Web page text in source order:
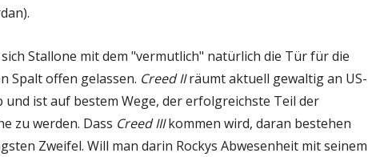
Stallone mit dem "vermutlich" natürlich die Tür für die
Spalt offen gelassen. Creed IIräumt aktuell gewaltig an US-
und ist auf bestem Wege, der erfolgreichste Teil der
zu werden. Dass Creed IIIkommen wird, daran bestehen
Zweifel. Will man darin Rockys Abwesenheit mit seinem